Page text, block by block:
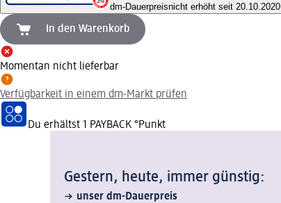
dm-Dauerpreisnicht erhöht seit 20.10.2020
In den Warenkorb
Momentan nicht lieferbar
Verfügbarkeit in einem dm-Markt prüfen
Du erhältst 1 PAYBACK °Punkt
Gestern, heute, immer günstig:
unser dm-Dauerpreis